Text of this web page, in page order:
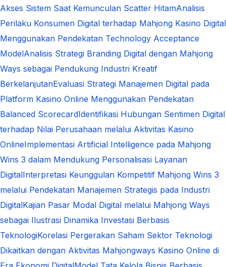
Akses Sistem Saat Kemunculan Scatter HitamAnalisis
Perilaku Konsumen Digital terhadap Mahjong Kasino Digital
Menggunakan Pendekatan Technology Acceptance
ModelAnalisis Strategi Branding Digital dengan Mahjong
Ways sebagai Pendukung Industri Kreatif
BerkelanjutanEvaluasi Strategi Manajemen Digital pada
Platform Kasino Online Menggunakan Pendekatan
Balanced ScorecardIdentifikasi Hubungan Sentimen Digital
terhadap Nilai Perusahaan melalui Aktivitas Kasino
OnlineImplementasi Artificial Intelligence pada Mahjong
Wins 3 dalam Mendukung Personalisasi Layanan
DigitalInterpretasi Keunggulan Kompetitif Mahjong Wins 3
melalui Pendekatan Manajemen Strategis pada Industri
DigitalKajian Pasar Modal Digital melalui Mahjong Ways
sebagai Ilustrasi Dinamika Investasi Berbasis
TeknologiKorelasi Pergerakan Saham Sektor Teknologi
Dikaitkan dengan Aktivitas Mahjongways Kasino Online di